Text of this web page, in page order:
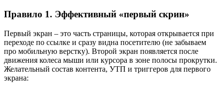
Правило 1. Эффективный «первый скрин»
Первый экран – это часть страницы, которая открывается при
переходе по ссылке и сразу видна посетителю (не забываем
про мобильную верстку). Второй экран появляется после
движения колеса мыши или курсора в зоне полосы прокрутки.
Желательный состав контента, УТП и триггеров для первого
экрана: